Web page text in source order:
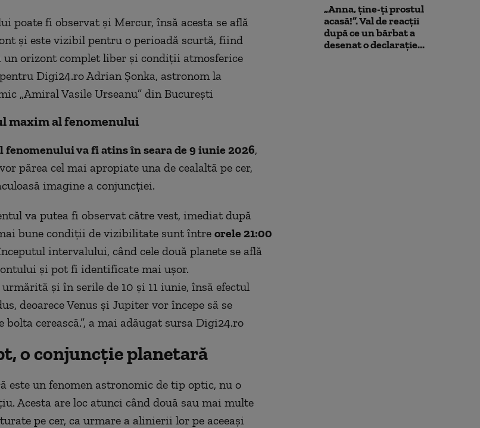
poate fi observat și Mercur, însă acesta se află
și este vizibil pentru o perioadă scurtă, fiind
orizont complet liber și condiții atmosferice
Digi24.ro Adrian Șonka, astronom la
„Amiral Vasile Urseanu” din București
maxim al fenomenului
va fi atins în seara de 9 iunie 2026,
părea cel mai apropiate una de cealaltă pe cer,
imagine a conjuncției.
va putea fi observat către vest, imediat după
bune condiții de vizibilitate sunt între orele 21:00
intervalului, când cele două planete se află
și pot fi identificate mai ușor.
și în serile de 10 și 11 iunie, însă efectul
deoarece Venus și Jupiter vor începe să se
bolta cerească.”, a mai adăugat sursa Digi24.ro
o conjuncție planetară
este un fenomen astronomic de tip optic, nu o
Acesta are loc atunci când două sau mai multe
pe cer, ca urmare a alinierii lor pe aceeași
„Anna, ţine-ţi prostul
acasă!”. Val de reacții
după ce un bărbat a
desenat o declarație...